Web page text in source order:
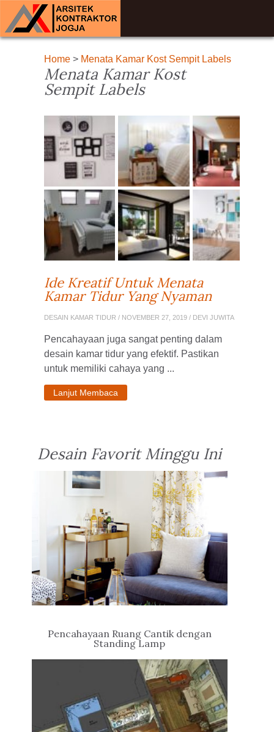
Home> Menata Kamar Kost Sempit Labels
Menata Kamar Kost
Sempit Labels
Ide Kreatif Untuk Menata
Kamar Tidur Yang Nyaman
DESAIN KAMAR TIDUR / NOVEMBER 27, 2019 / DEVI JUWITA
Pencahayaan juga sangat penting dalam
desain kamar tidur yang efektif. Pastikan
untuk memiliki cahaya yang ...
Lanjut Membaca
Desain Favorit Minggu Ini
Pencahayaan Ruang Cantik dengan
Standing Lamp